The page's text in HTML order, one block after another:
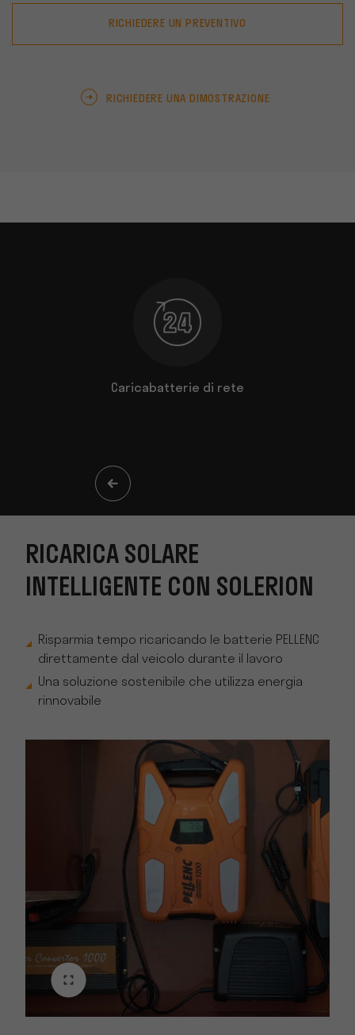
RICHIEDERE UN PREVENTIVO
RICHIEDERE UNA DIMOSTRAZIONE
Caricabatterie di rete
RICARICA SOLARE
INTELLIGENTE CON SOLERION
Risparmia tempo ricaricando le batterie PELLENC
direttamente dal veicolo durante il lavoro
Una soluzione sostenibile che utilizza energia
rinnovabile